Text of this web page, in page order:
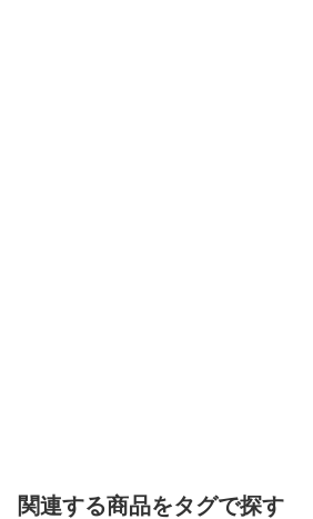
関連する商品をタグで探す